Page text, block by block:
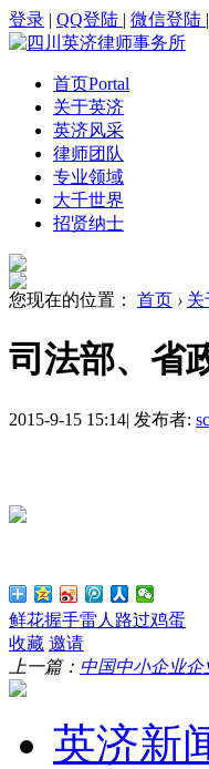
登录 | QQ登陆 | 微信登陆 |
首页Portal
关于英济
英济风采
律师团队
专业领域
大千世界
招贤纳士
您现在的位置： 首页 › 关
司法部、省
2015-9-15 15:14| 发布者:
鲜花握手雷人 路过鸡蛋
收藏 邀请
上一篇： 中国中小企业
英济新